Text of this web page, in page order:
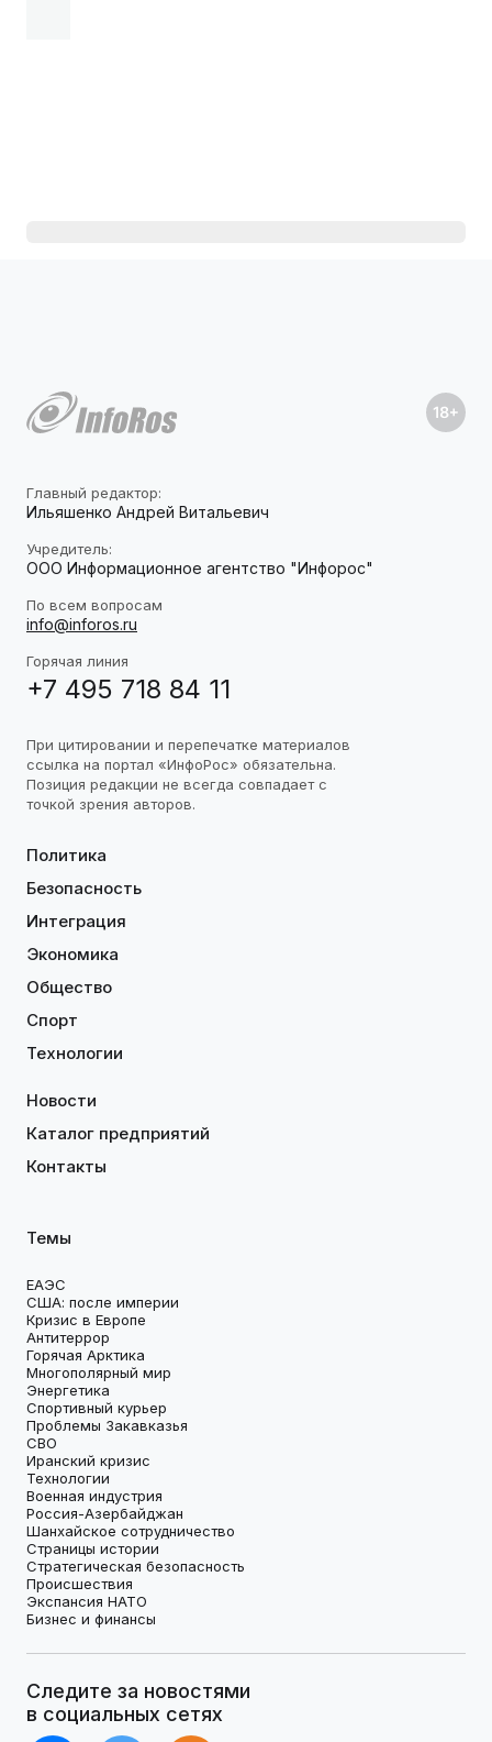
Главный редактор:
Ильяшенко Андрей Витальевич
Учредитель:
ООО Информационное агентство "Инфорос"
По всем вопросам
info@inforos.ru
Горячая линия
+7 495 718 84 11
При цитировании и перепечатке материалов
ссылка на портал «ИнфоРос» обязательна.
Позиция редакции не всегда совпадает с
точкой зрения авторов.
Политика
Безопасность
Интеграция
Экономика
Общество
Спорт
Технологии
Новости
Каталог предприятий
Контакты
Темы
ЕАЭС
США: после империи
Кризис в Европе
Антитеррор
Горячая Арктика
Многополярный мир
Энергетика
Спортивный курьер
Проблемы Закавказья
СВО
Иранский кризис
Технологии
Военная индустрия
Россия-Азербайджан
Шанхайское сотрудничество
Страницы истории
Стратегическая безопасность
Происшествия
Экспансия НАТО
Бизнес и финансы
Следите за новостями
в социальных сетях